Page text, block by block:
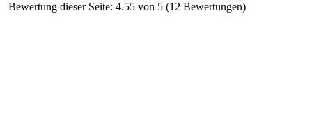
Bewertung dieser Seite: 4.55 von 5 (12 Bewertungen)